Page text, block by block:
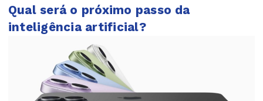
Qual será o próximo passo da
inteligência artificial?